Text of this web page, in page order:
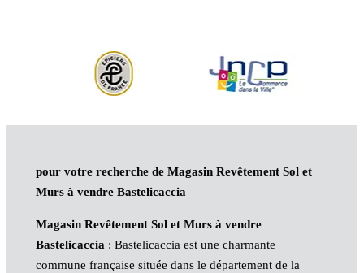
pour votre recherche de Magasin Revêtement Sol et
Murs à vendre Bastelicaccia
Magasin Revêtement Sol et Murs à vendre
Bastelicaccia: Bastelicaccia est une charmante
commune française située dans le département de la